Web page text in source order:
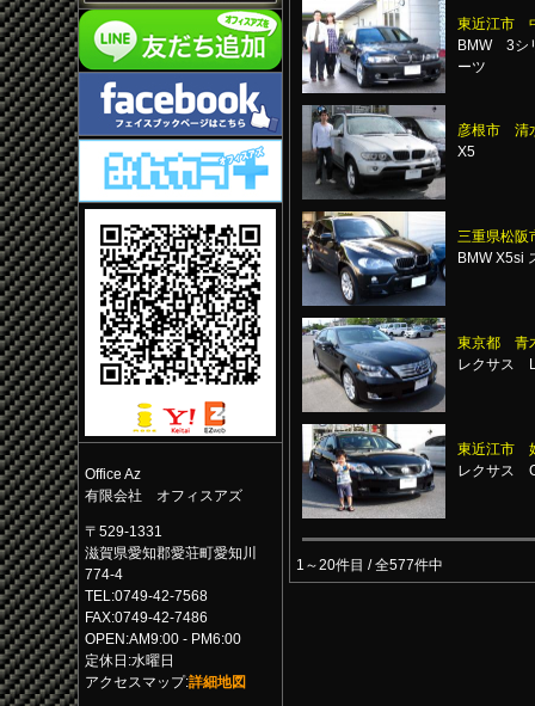
Office Az
有限会社 オフィスアズ
〒529-1331
滋賀県愛知郡愛荘町愛知川
774-4
TEL:0749-42-7568
FAX:0749-42-7486
OPEN:AM9:00 - PM6:00
定休日:水曜日
アクセスマップ:詳細地図
東近江市
BMW 3
ーツ
彦根市 清
X5
三重県松
BMW X5si
東京都 青
レクサス
東近江市
レクサス
1～20件目 / 全577件中